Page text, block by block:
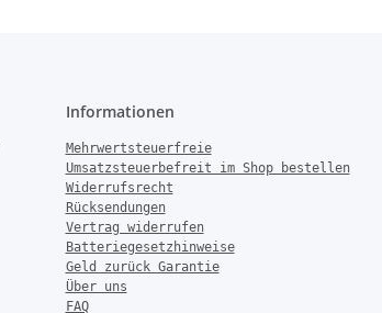
Informationen
Mehrwertsteuerfreie
Umsatzsteuerbefreit im Shop bestellen
Widerrufsrecht
Rücksendungen
Vertrag widerrufen
Batteriegesetzhinweise
Geld zurück Garantie
Über uns
FAQ